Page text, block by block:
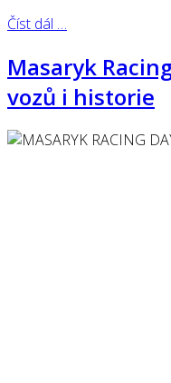
Číst dál …
Masaryk
vozů i historie